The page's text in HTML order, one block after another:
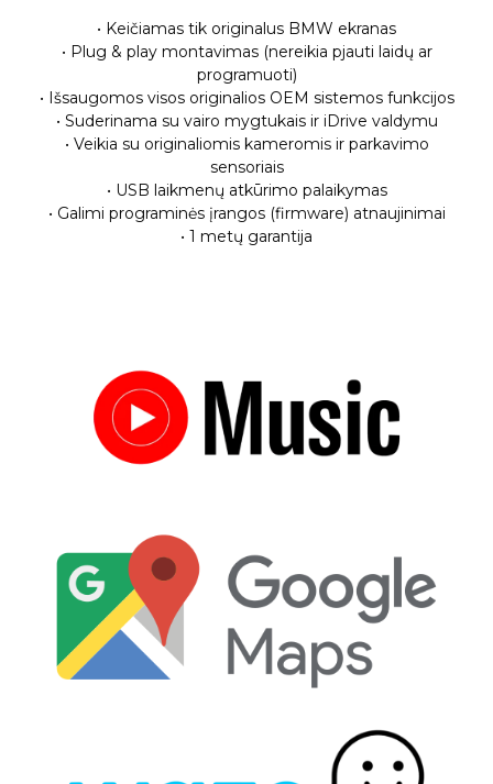
• Keičiamas tik originalus BMW ekranas
• Plug & play montavimas (nereikia pjauti laidų ar
programuoti)
• Išsaugomos visos originalios OEM sistemos funkcijos
• Suderinama su vairo mygtukais ir iDrive valdymu
• Veikia su originaliomis kameromis ir parkavimo
sensoriais
• USB laikmenų atkūrimo palaikymas
• Galimi programinės įrangos (firmware) atnaujinimai
• 1 metų garantija